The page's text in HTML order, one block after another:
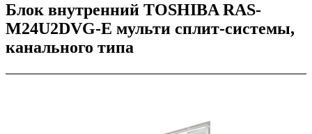
Блок внутренний TOSHIBA RAS-
M24U2DVG-E мульти сплит-системы,
канального типа